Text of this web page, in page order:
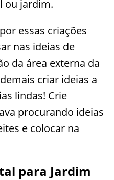
ou jardim.
essas criações
nas ideias de
da área externa da
criar ideias a
lindas! Crie
procurando ideias
e colocar na
para Jardim